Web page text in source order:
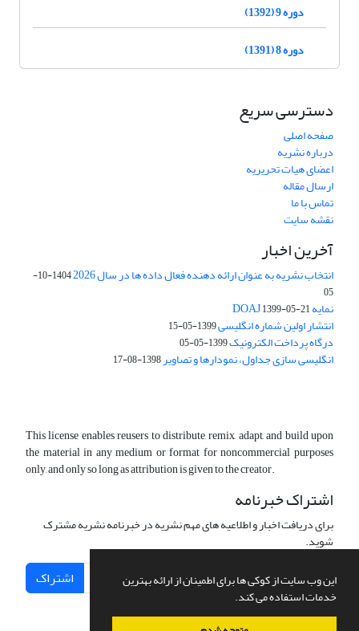
این وب سایت از کوکی ها برای اطمینان از ارائه بهترین
خدمات استفاده می کند.
دوره 9 (1392)
دوره 8 (1391)
دسترسی سریع
صفحه اصلی
درباره نشریه
اعضای هیات تحریریه
ارسال مقاله
تماس با ما
نقشه سایت
آخرین اخبار
انتخاب نشریه به عنوان ارائه دهنده فعال داده ها در سال 2026
1404-10-
05
نمایه DOAJ1399-05-21
انتشار اولین شماره انگلیسی1399-05-15
درگاه پرداخت الکترونیک1399-05-05
انگلیسی سازی جداول، نمودارها و تصاویر1398-08-17
This license enables reusers to distribute, remix, adapt, and build upon
the material in any medium or format for noncommercial purposes
only, and only so long as attribution is given to the creator.
اشتراک خبرنامه
برای دریافت اخبار و اطلاعیه های مهم نشریه در خبرنامه نشریه مشترک
شوید.
اشتراک